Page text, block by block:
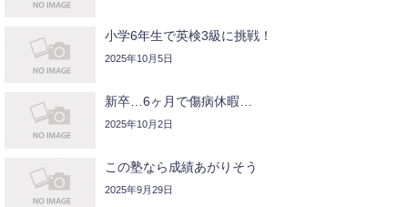
小学6年生で英検3級に挑戦！
2025年10月5日
新卒…6ヶ月で傷病休暇…
2025年10月2日
この塾なら成績あがりそう
2025年9月29日